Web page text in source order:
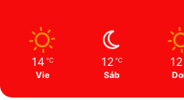
14 ℃
Vie
12 ℃
Sáb
12